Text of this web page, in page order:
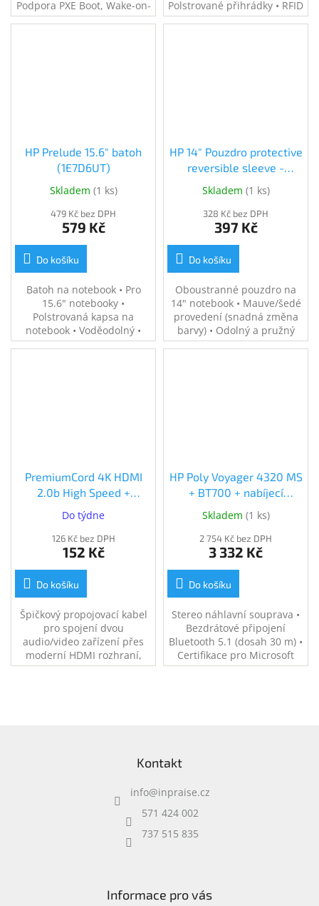
Podpora PXE Boot, Wake-on-
Lan • Kompaktní design
Polstrované přihrádky • RFID
kapsa, uzamykatelné zipy,
HP Prelude 15.6" batoh
(1E7D6UT)
Skladem (1 ks)
479 Kč bez DPH
579 Kč
Do košíku
Batoh na notebook • Pro
15.6" notebooky •
Polstrovaná kapsa na
notebook • Voděodolný •
Více přihrádek • Lehký a
HP 14" Pouzdro protective
reversible sleeve -
mauve+grey (2F2L6AA)
Skladem (1 ks)
328 Kč bez DPH
397 Kč
Do košíku
Oboustranné pouzdro na
14" notebook • Mauve/šedé
provedení (snadná změna
barvy) • Odolný a pružný
neopren • Přetahovací
PremiumCord 4K HDMI
2.0b High Speed +
Ethernet kabel
(kphdm2v2)
Do týdne
126 Kč bez DPH
152 Kč
Do košíku
Špičkový propojovací kabel
pro spojení dvou
audio/video zařízení přes
moderní HDMI rozhraní,
jako je např. Set Up Box, HD-
HP Poly Voyager 4320 MS
+ BT700 + nabíjecí
stojánek (77Z00AA)
(77Z00AA)
Skladem (1 ks)
2 754 Kč bez DPH
3 332 Kč
Do košíku
Stereo náhlavní souprava •
Bezdrátové připojení
Bluetooth 5.1 (dosah 30 m) •
Certifikace pro Microsoft
Teams • Mikrofon s
Kontakt
info@inpraise.cz
571 424 002
737 515 835
Informace pro vás